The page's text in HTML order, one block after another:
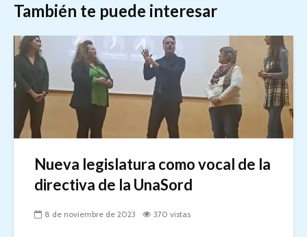
También te puede interesar
Nueva legislatura como vocal de la
directiva de la UnaSord
8 de noviembre de 2023 370 vistas